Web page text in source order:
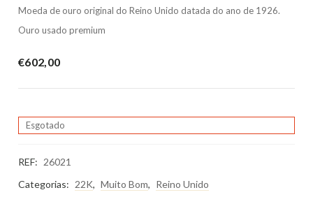
Moeda de ouro original do Reino Unido datada do ano de 1926.
Ouro usado premium
€602,00
Esgotado
REF: 26021
Categorias: 22K, Muito Bom, Reino Unido